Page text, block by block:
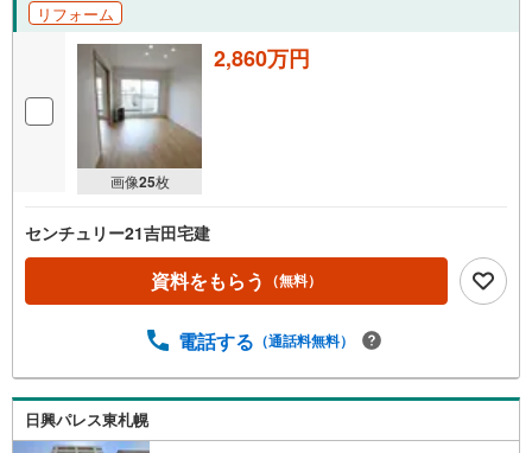
リフォーム
画像25枚
2,860万円
センチュリー21吉田宅建
資料をもらう （無料）
電話する （通話料無料）
日興パレス東札幌